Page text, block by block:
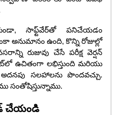
సాఫ్ట్‌వేర్‌తో పనిచేయడం
అనుమానం ఉంది, కొన్ని రోజుల్లో
రుజువు చేసే పరీక్ష వెర్షన్
ఉచితంగా లభిస్తుంది మరియు
సలహాలను పొందవచ్చు.
చేయండి